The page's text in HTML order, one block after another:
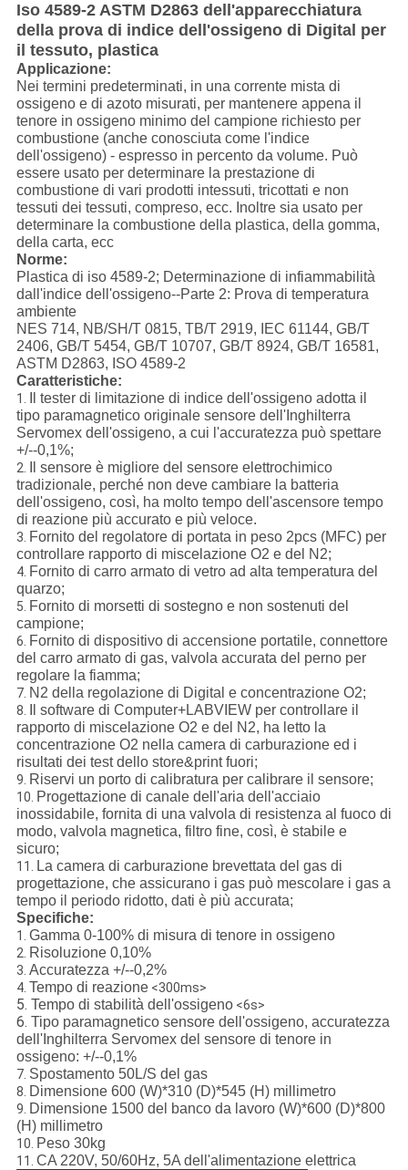
Iso 4589-2 ASTM D2863 dell'apparecchiatura
della prova di indice dell'ossigeno di Digital per
il tessuto, plastica
Applicazione:
Nei termini predeterminati, in una corrente mista di
ossigeno e di azoto misurati, per mantenere appena il
tenore in ossigeno minimo del campione richiesto per
combustione (anche conosciuta come l'indice
dell'ossigeno) - espresso in percento da volume. Può
essere usato per determinare la prestazione di
combustione di vari prodotti intessuti, tricottati e non
tessuti dei tessuti, compreso, ecc. Inoltre sia usato per
determinare la combustione della plastica, della gomma,
della carta, ecc
Norme:
Plastica di iso 4589-2; Determinazione di infiammabilità
dall'indice dell'ossigeno--Parte 2: Prova di temperatura
ambiente
NES 714, NB/SH/T 0815, TB/T 2919, IEC 61144, GB/T
2406, GB/T 5454, GB/T 10707, GB/T 8924, GB/T 16581,
ASTM D2863, ISO 4589-2
Caratteristiche:
1.
Il tester di limitazione di indice dell'ossigeno adotta il
tipo paramagnetico originale sensore dell'Inghilterra
Servomex dell'ossigeno, a cui l'accuratezza può spettare
+/--0,1%;
2.
Il sensore è migliore del sensore elettrochimico
tradizionale, perché non deve cambiare la batteria
dell'ossigeno, così, ha molto tempo dell'ascensore tempo
di reazione più accurato e più veloce.
3. Fornito del regolatore di portata in peso 2pcs (MFC) per
controllare rapporto di miscelazione O2 e del N2;
4. Fornito di carro armato di vetro ad alta temperatura del
quarzo;
5. Fornito di morsetti di sostegno e non sostenuti del
campione;
6. Fornito di dispositivo di accensione portatile, connettore
del carro armato di gas, valvola accurata del perno per
regolare la fiamma;
7. N2 della regolazione di Digital e concentrazione O2;
8.
Il software di Computer+LABVIEW per controllare il
rapporto di miscelazione O2 e del N2, ha letto la
concentrazione O2 nella camera di carburazione ed i
risultati dei test dello store&print fuori;
9. Riservi un porto di calibratura per calibrare il sensore;
10. Progettazione di canale dell'aria dell'acciaio
inossidabile, fornita di una valvola di resistenza al fuoco di
modo, valvola magnetica, filtro fine, così, è stabile e
sicuro;
11. La camera di carburazione brevettata del gas di
progettazione, che assicurano i gas può mescolare i gas a
tempo il periodo ridotto, dati è più accurata;
Specifiche:
1. Gamma 0-100% di misura di tenore in ossigeno
2. Risoluzione 0,10%
3. Accuratezza +/--0,2%
4. Tempo di reazione<300ms>
5. Tempo di stabilità dell'ossigeno<6s>
6. Tipo paramagnetico sensore dell'ossigeno, accuratezza
dell'Inghilterra Servomex del sensore di tenore in
ossigeno: +/--0,1%
7. Spostamento 50L/S del gas
8. Dimensione 600 (W)*310 (D)*545 (H) millimetro
9. Dimensione 1500 del banco da lavoro (W)*600 (D)*800
(H) millimetro
10. Peso 30kg
11. CA 220V, 50/60Hz, 5A dell'alimentazione elettrica